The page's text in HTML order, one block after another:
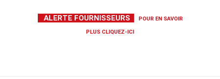
ALERTE FOURNISSEURS POUR EN SAVOIR
PLUS CLIQUEZ-ICI